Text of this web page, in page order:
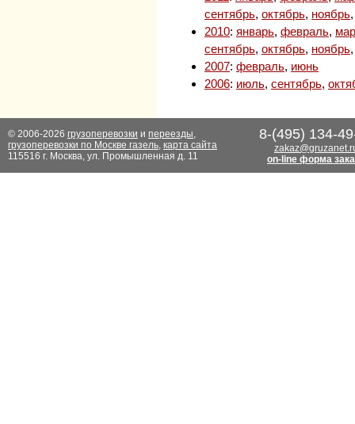
сентябрь, октябрь, ноябрь
2010: январь, февраль,
сентябрь, октябрь, ноябрь
2007: февраль, июнь
2006: июль, сентябрь,
© 2006-2026 грузоперевозки и переезды,
грузоперевозки по Москве газель, карта сайта
115516 г. Москва, ул. Промышленная д. 11
8-(495) 134-
on-line форма